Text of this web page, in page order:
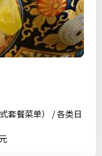
套餐菜单） / 各类日